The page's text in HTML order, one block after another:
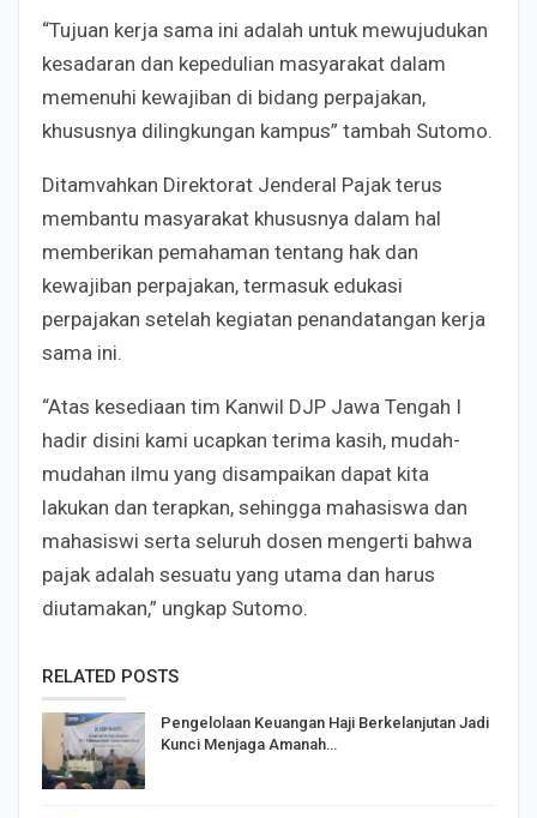
“Tujuan kerja sama ini adalah untuk mewujudukan
kesadaran dan kepedulian masyarakat dalam
memenuhi kewajiban di bidang perpajakan,
khususnya dilingkungan kampus” tambah Sutomo.
Ditamvahkan Direktorat Jenderal Pajak terus
membantu masyarakat khususnya dalam hal
memberikan pemahaman tentang hak dan
kewajiban perpajakan, termasuk edukasi
perpajakan setelah kegiatan penandatangan kerja
sama ini.
“Atas kesediaan tim Kanwil DJP Jawa Tengah I
hadir disini kami ucapkan terima kasih, mudah-
mudahan ilmu yang disampaikan dapat kita
lakukan dan terapkan, sehingga mahasiswa dan
mahasiswi serta seluruh dosen mengerti bahwa
pajak adalah sesuatu yang utama dan harus
diutamakan,” ungkap Sutomo.
RELATED POSTS
Pengelolaan Keuangan Haji Berkelanjutan Jadi
Kunci Menjaga Amanah…